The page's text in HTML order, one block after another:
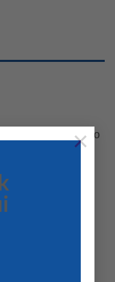
×
įsiurbti. Išleidimo